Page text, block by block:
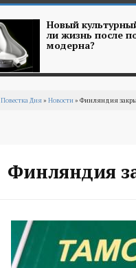
Новый
ли жизнь после
модерна?
Повестка Дня» Новости» Финляндия
Финляндия